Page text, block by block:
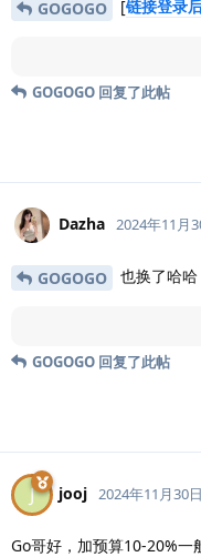
GOGOGO [链接登录
GOGOGO 回复了此帖
Dazha 2024年11月
GOGOGO 也换了哈
GOGOGO 回复了此帖
J jooj 2024年11月30日
Go哥好，加预算10-20%